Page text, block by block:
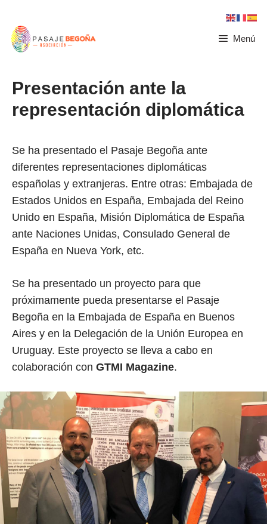
Menú
Presentación ante la
representación diplomática
Se ha presentado el Pasaje Begoña ante
diferentes representaciones diplomáticas
españolas y extranjeras. Entre otras: Embajada de
Estados Unidos en España, Embajada del Reino
Unido en España, Misión Diplomática de España
ante Naciones Unidas, Consulado General de
España en Nueva York, etc.
Se ha presentado un proyecto para que
próximamente pueda presentarse el Pasaje
Begoña en la Embajada de España en Buenos
Aires y en la Delegación de la Unión Europea en
Uruguay. Este proyecto se lleva a cabo en
colaboración con GTMI Magazine.